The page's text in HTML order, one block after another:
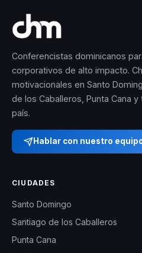
Conferencistas dominicanos
corporativos de alto impacto.
motivacionales en Santo
de los Caballeros, Punta Cana y
país.
Hablar con nuestro
CIUDADES
Santo Domingo
Santiago de los Caballeros
Punta Cana